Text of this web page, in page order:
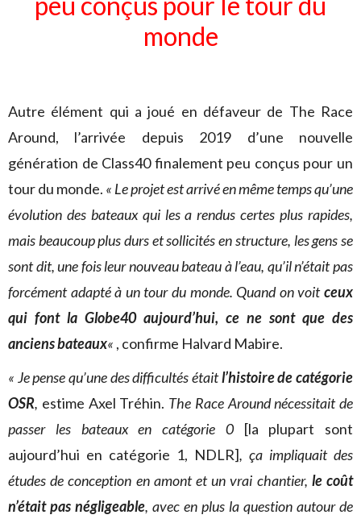
monde
Autre élément qui a joué en défaveur de The Race
Around, l’arrivée depuis 2019 d’une nouvelle
génération de Class40 finalement peu conçus pour un
tour du monde. « Le projet est arrivé en même temps qu’une
évolution des bateaux qui les a rendus certes plus rapides,
mais beaucoup plus durs et sollicités en structure, les gens se
sont dit, une fois leur nouveau bateau à l’eau, qu’il n’était pas
forcément adapté à un tour du monde. Quand on voitceux
qui font la Globe40 aujourd’hui, ce ne sont que des
anciens bateaux« , confirme Halvard Mabire.
« Je pense qu’une des difficultés étaitl’histoire de catégorie
OSR, estime Axel Tréhin. The Race Around nécessitait de
passer les bateaux en catégorie 0[la plupart sont
aujourd’hui en catégorie 1, NDLR], ça impliquait des
études de conception en amont et un vrai chantier, le coût
n’était pas négligeable, avec en plus la question autour de